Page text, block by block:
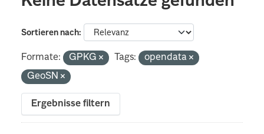
Sortieren nach
Formate: GPKG Tags:
opendata
GeoSN
Ergebnisse filtern